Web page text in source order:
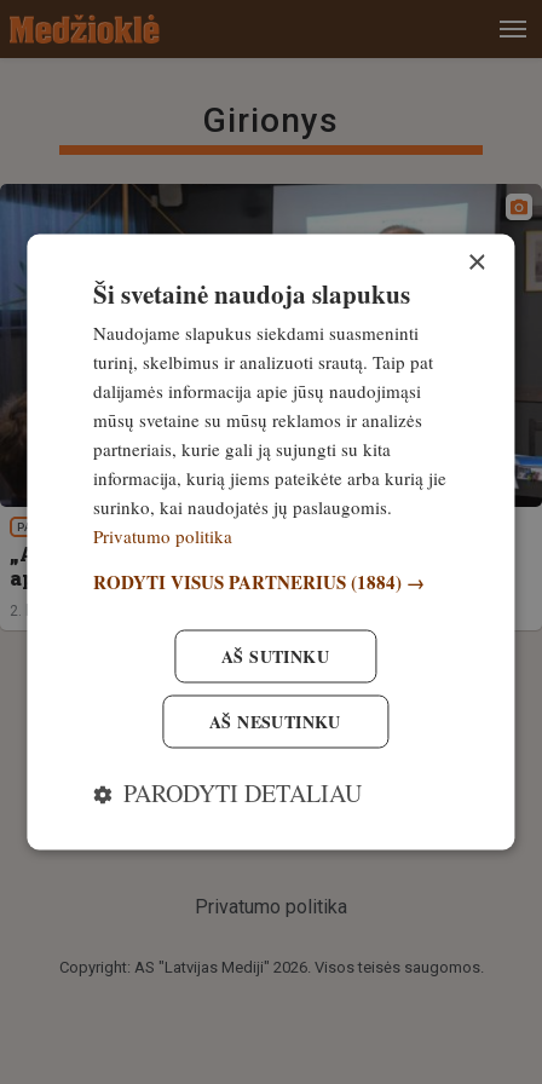
Girionys
PATIRTIS
„Artėjame prie 8 tūkstančių ribos“. LMS Gamta
aptarė metų darbus ir ateities tikslus
2. birželis, 2026
Copyright: AS "Latvijas Mediji" 2026. Visos teisės saugomos.
Privatumo politika
×
Ši svetainė naudoja slapukus
Naudojame slapukus siekdami suasmeninti
turinį, skelbimus ir analizuoti srautą. Taip pat
dalijamės informacija apie jūsų naudojimąsi
mūsų svetaine su mūsų reklamos ir analizės
partneriais, kurie gali ją sujungti su kita
informacija, kurią jiems pateikėte arba kurią jie
surinko, kai naudojatės jų paslaugomis.
Privatumo politika
RODYTI VISUS PARTNERIUS(1884) →
AŠ SUTINKU
AŠ NESUTINKU
PARODYTI DETALIAU